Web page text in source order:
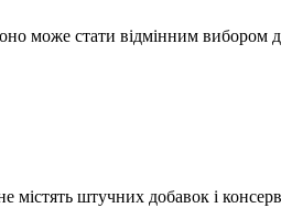
може стати відмінним
містять штучних добавок і